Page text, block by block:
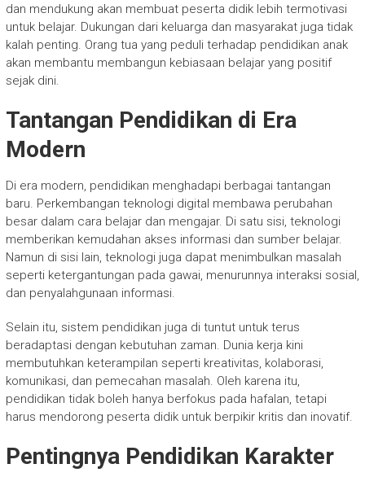
dan mendukung akan membuat peserta didik lebih termotivasi
untuk belajar. Dukungan dari keluarga dan masyarakat juga tidak
kalah penting. Orang tua yang peduli terhadap pendidikan anak
akan membantu membangun kebiasaan belajar yang positif
sejak dini.
Tantangan Pendidikan di Era
Modern
Di era modern, pendidikan menghadapi berbagai tantangan
baru. Perkembangan teknologi digital membawa perubahan
besar dalam cara belajar dan mengajar. Di satu sisi, teknologi
memberikan kemudahan akses informasi dan sumber belajar.
Namun di sisi lain, teknologi juga dapat menimbulkan masalah
seperti ketergantungan pada gawai, menurunnya interaksi sosial,
dan penyalahgunaan informasi.
Selain itu, sistem pendidikan juga di tuntut untuk terus
beradaptasi dengan kebutuhan zaman. Dunia kerja kini
membutuhkan keterampilan seperti kreativitas, kolaborasi,
komunikasi, dan pemecahan masalah. Oleh karena itu,
pendidikan tidak boleh hanya berfokus pada hafalan, tetapi
harus mendorong peserta didik untuk berpikir kritis dan inovatif.
Pentingnya Pendidikan Karakter